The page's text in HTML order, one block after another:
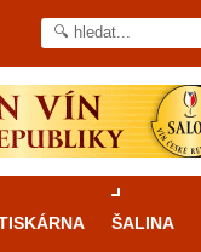
ŠALINA